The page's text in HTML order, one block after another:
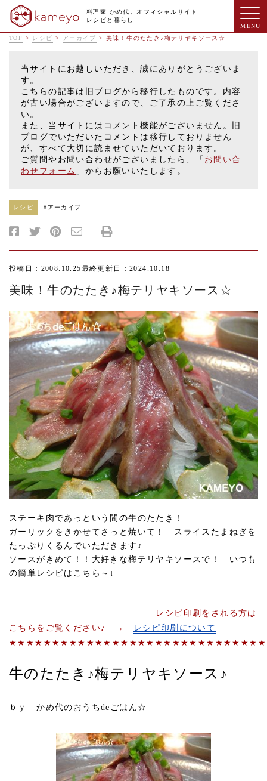
料理家 かめ代。オフィシャルサイト
レシピと暮らし
TOP > レシピ > アーカイブ >美味！牛のたたき♪梅テリヤキソース☆
当サイトにお越しいただき、誠にありがとうございま
す。
こちらの記事は旧ブログから移行したものです。内容
が古い場合がございますので、ご了承の上ご覧くださ
い。
また、当サイトにはコメント機能がございません。旧
ブログでいただいたコメントは移行しておりません
が、すべて大切に読ませていただいております。
ご質問やお問い合わせがございましたら、「 お問い合
わせフォーム 」からお願いいたします。
レシピ # アーカイブ
投稿日：2008.10.25最終更新日：2024.10.18
美味！牛のたたき♪梅テリヤキソース☆
ステーキ肉であっという間の牛のたたき！
ガーリックをきかせてさっと焼いて！ スライスたまねぎを
たっぷりくるんでいただきます♪
ソースがきめて！！大好きな梅テリヤキソースで！ いつも
の簡単レシピはこちら～↓
レシピ印刷をされる方は
こちらをご覧ください♪ →
レシピ印刷について
牛のたたき♪梅テリヤキソース♪
ｂｙ かめ代のおうちdeごはん☆